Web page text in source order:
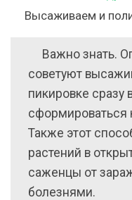
Высаживаем и
Важно знать.
советуют
пикировке сразу
сформироваться
Также этот
растений в
саженцы от
болезнями.